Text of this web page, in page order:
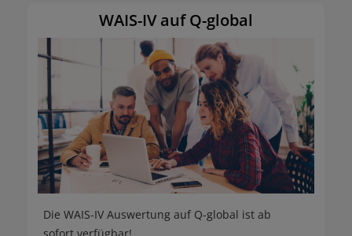
WAIS-IV auf Q-global
Die WAIS-IV Auswertung auf Q-global ist ab